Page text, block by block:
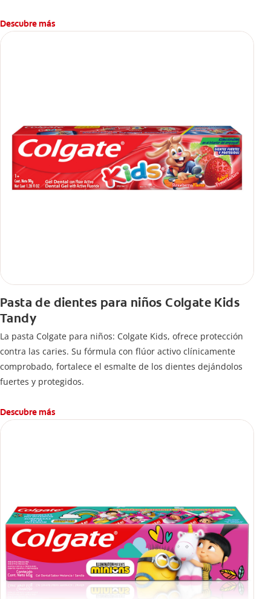
Descubre más
Pasta de dientes para niños Colgate Kids
Tandy
La pasta Colgate para niños: Colgate Kids, ofrece protección
contra las caries. Su fórmula con flúor activo clínicamente
comprobado, fortalece el esmalte de los dientes dejándolos
fuertes y protegidos.
Descubre más